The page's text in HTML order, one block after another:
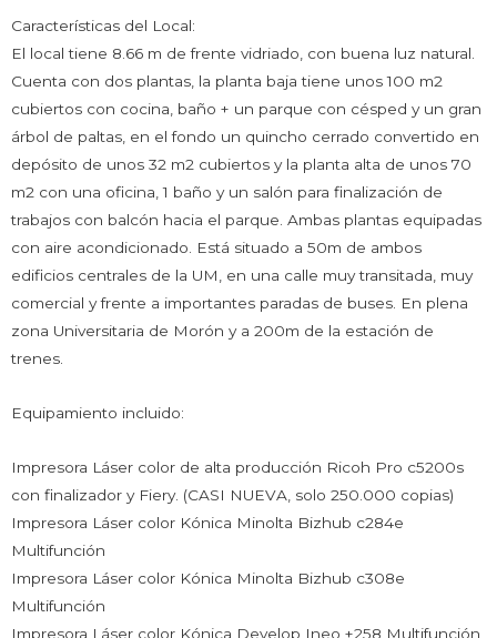
Características del Local:
El local tiene 8.66 m de frente vidriado, con buena luz natural.
Cuenta con dos plantas, la planta baja tiene unos 100 m2
cubiertos con cocina, baño + un parque con césped y un gran
árbol de paltas, en el fondo un quincho cerrado convertido en
depósito de unos 32 m2 cubiertos y la planta alta de unos 70
m2 con una oficina, 1 baño y un salón para finalización de
trabajos con balcón hacia el parque. Ambas plantas equipadas
con aire acondicionado. Está situado a 50m de ambos
edificios centrales de la UM, en una calle muy transitada, muy
comercial y frente a importantes paradas de buses. En plena
zona Universitaria de Morón y a 200m de la estación de
trenes.
Equipamiento incluido:
Impresora Láser color de alta producción Ricoh Pro c5200s
con finalizador y Fiery. (CASI NUEVA, solo 250.000 copias)
Impresora Láser color Kónica Minolta Bizhub c284e
Multifunción
Impresora Láser color Kónica Minolta Bizhub c308e
Multifunción
Impresora Láser color Kónica Develop Ineo +258 Multifunción